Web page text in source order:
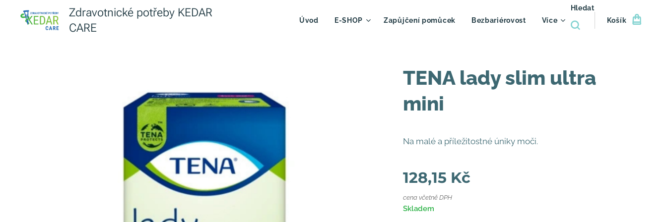
Zdravotnické potřeby KEDAR
CARE
Úvod E-SHOP Zapůjčení pomůcek Bezbariérovost Více
Hledat
Košík
TENA lady slim ultra
mini
Na malé a příležitostné úniky moči.
128,15 Kč
cena včetně DPH
Skladem